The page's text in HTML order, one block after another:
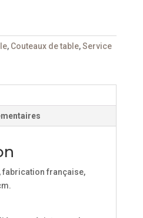
, Couteaux de table,Service
fabrication française,